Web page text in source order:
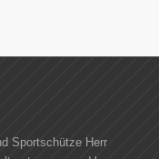
Sportschütze Herr